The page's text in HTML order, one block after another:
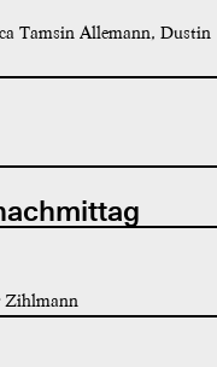
Tamsin Allemann, Dustin
Zihlmann